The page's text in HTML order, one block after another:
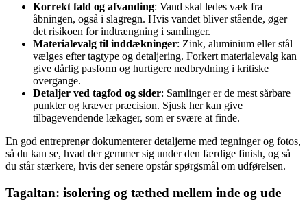
Korrekt fald og afvanding: Vand skal ledes væk fra
åbningen, også i slagregn. Hvis vandet bliver stående, øger
det risikoen for indtrængning i samlinger.
Materialevalg til inddækninger: Zink, aluminium eller stål
vælges efter tagtype og detaljering. Forkert materialevalg kan
give dårlig pasform og hurtigere nedbrydning i kritiske
overgange.
Detaljer ved tagfod og sider: Samlinger er de mest sårbare
punkter og kræver præcision. Sjusk her kan give
tilbagevendende lækager, som er svære at finde.
En god entreprenør dokumenterer detaljerne med tegninger og fotos,
så du kan se, hvad der gemmer sig under den færdige finish, og så
du står stærkere, hvis der senere opstår spørgsmål om udførelsen.
Tagaltan: isolering og tæthed mellem inde og ude